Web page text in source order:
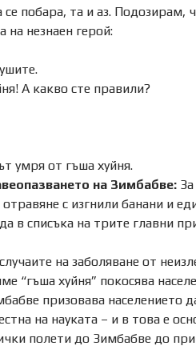
се побара, та и аз.
на незнаен герой:
А какво сте правили?
умря от гъша хуйня.
на Зимбабве:
с изгнили банани и
в списъка на трите главни
на заболяване от
“гъша хуйня” покосява
призовава населението
на науката – и в това е
полети до Зимбабве до